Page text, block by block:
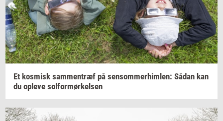
Et kos­misk sam­men­træf på sen­som­mer­him­len: Sådan kan
du op­le­ve sol­for­mør­kel­sen